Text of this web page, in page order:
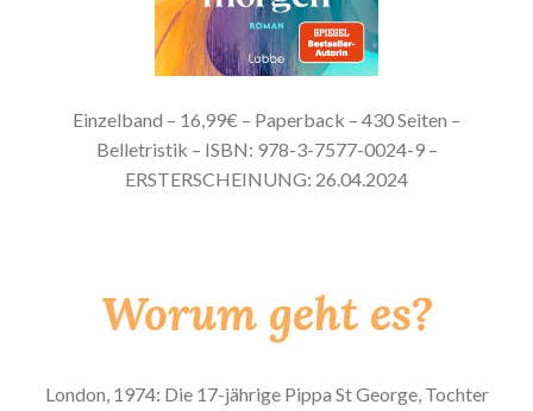
Einzelband – 16,99€ – Paperback – 430 Seiten –
Belletristik – ISBN: 978-3-7577-0024-9 –
ERSTERSCHEINUNG: 26.04.2024
Worum geht es?
London, 1974: Die 17-jährige Pippa St George, Tochter